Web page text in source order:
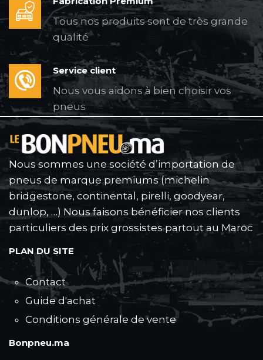
Tous nos produits sont de très grande
qualité
Service client
Nous vous aidons à bien choisir vos
pneus
Nous sommes une société d’importation de
pneus de marque premiums (michelin
bridgestone, continental, pirelli, goodyear,
dunlop, …) Nous faisons bénéficier nos clients
particuliers des prix grossistes partout au Maroc
PLAN DU SITE
Contact
Guide d'achat
Conditions générale de vente
Bonpneu.ma